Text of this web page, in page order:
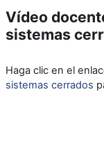
Vídeo
sistemas
Haga clic en el
sistemas cerrados